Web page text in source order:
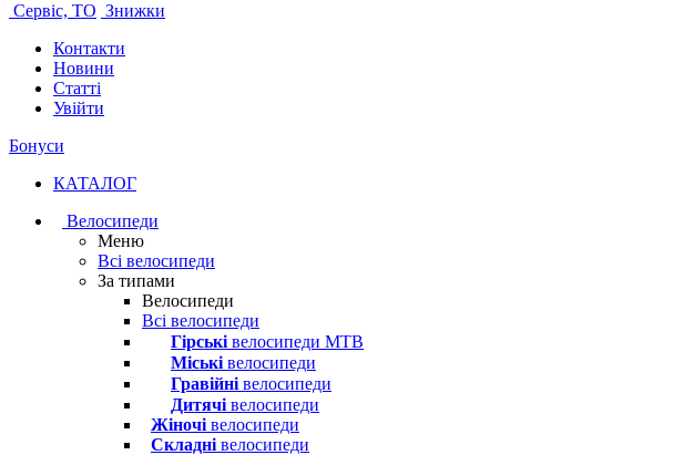
Сервіс, ТО Знижки
Контакти
Новини
Статті
Увійти
Бонуси
КАТАЛОГ
Велосипеди
Меню
Всі велосипеди
За типами
Велосипеди
Всі велосипеди
Гірські велосипеди MTB
Міські велосипеди
Гравійні велосипеди
Дитячі велосипеди
Жіночі велосипеди
Складні велосипеди